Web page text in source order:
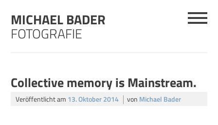
contentMICHAEL BADER
FOTOGRAFIE
Collective memory is Mainstream.
Veröffentlicht am 13. Oktober 2014 von Michael Bader